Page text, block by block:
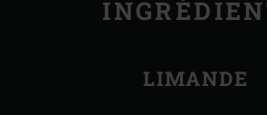
LIMANDE